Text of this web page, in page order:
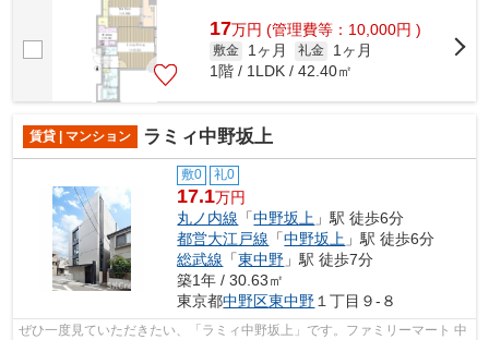
17万円 (管理費等：10,000円 )
敷金 1ヶ月 礼金
1ヶ月
1階 / 1LDK / 42.40㎡
賃貸 | マンション ラミィ中野坂上
敷0 礼0
17.1万円
丸ノ内線 「中野坂上 」駅 徒歩6分
都営大江戸線 「中野坂上 」駅 徒歩6分
総武線 「東中野 」駅 徒歩7分
築1年 / 30.63㎡
東京都中野区東中野１丁目９-８
ぜひ一度見ていただきたい、「ラミィ中野坂上」です。ファミリーマート 中